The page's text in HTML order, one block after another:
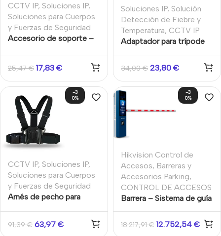
CCTV IP, Soluciones IP,
Soluciones para Cuerpos
y Fuerzas de Seguridad
Accesorio de soporte –
25,47€ 17,83 €
Soluciones IP, Solución
Detección de Fiebre y
Temperatura, CCTV IP
Adaptador para trípode
34,00€ 23,80 €
-3
0%
CCTV IP, Soluciones IP,
Soluciones para Cuerpos
y Fuerzas de Seguridad
Arnés de pecho para
91,39€ 63,97 €
-3
0%
Hikvision Control de
Accesos, Barreras y
Accesorios Parking,
CONTROL DE ACCESOS
Barrera – Sistema de guía
Entrada y Salida Todo en
uno Barrera 3m Derecha
18.217,91€ 12.752,54 €